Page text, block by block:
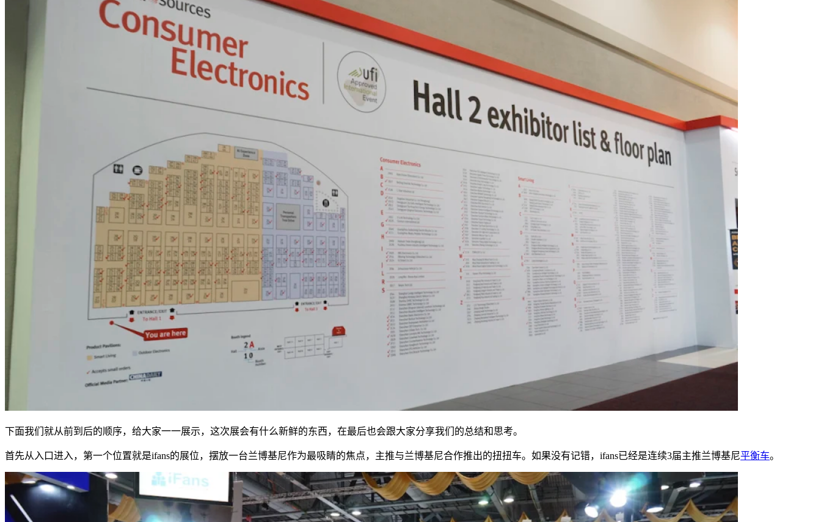
下面我们就从前到后的顺序，给大家一一展示，这次展会有什么新鲜的东西，在最后也会跟大家分享我们的总结和思考。
首先从入口进入，第一个位置就是ifans的展位，摆放一台兰博基尼作为最吸睛的焦点，主推与兰博基尼合作推出的扭扭车。如果没有记错，ifans已经是连续3届主推兰博基尼平衡车。